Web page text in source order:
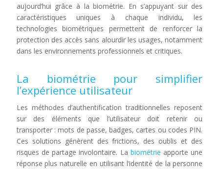
aujourd’hui grâce à la biométrie. En s’appuyant sur des
caractéristiques uniques à chaque individu, les
technologies biométriques permettent de renforcer la
protection des accès sans alourdir les usages, notamment
dans les environnements professionnels et critiques.
La biométrie pour simplifier
l’expérience utilisateur
Les méthodes d’authentification traditionnelles reposent
sur des éléments que l’utilisateur doit retenir ou
transporter : mots de passe, badges, cartes ou codes PIN.
Ces solutions génèrent des frictions, des oublis et des
risques de partage involontaire. La biométrie apporte une
réponse plus naturelle en utilisant l’identité de la personne